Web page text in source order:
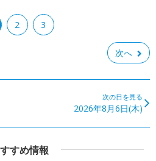
2 3
次へ
次の日を見る
2026年8月6日(木)
すめ情報